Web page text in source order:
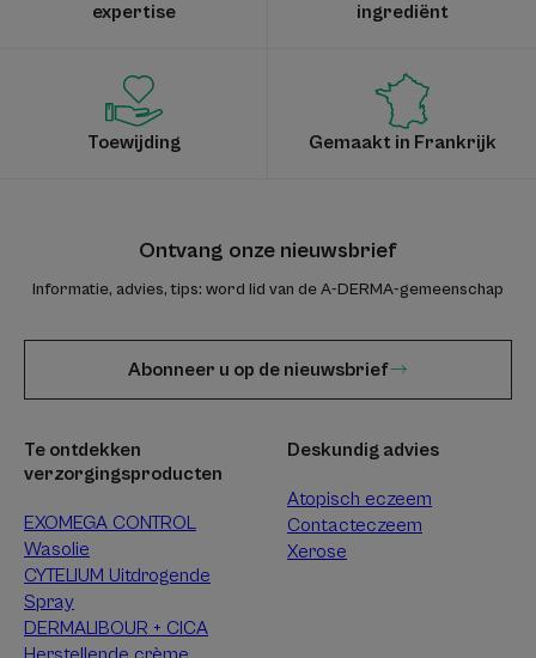
expertise
ingrediënt
Toewijding Gemaakt in Frankrijk
Ontvang onze nieuwsbrief
Informatie, advies, tips: word lid van de A-DERMA-gemeenschap
Abonneer u op de nieuwsbrief
Te ontdekken
verzorgingsproducten
EXOMEGA CONTROL
Wasolie
CYTELIUM Uitdrogende
Spray
DERMALIBOUR + CICA
Deskundig advies
Atopisch eczeem
Contacteczeem
Xerose